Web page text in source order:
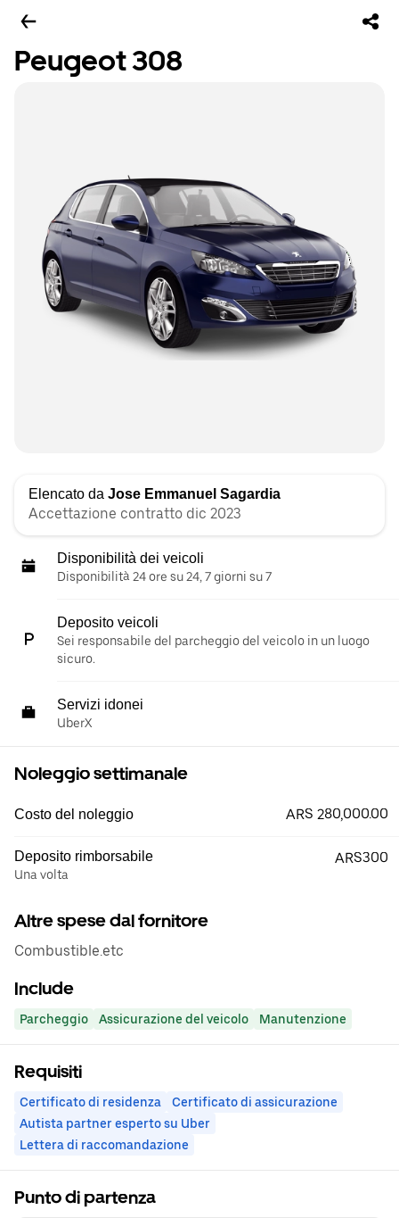
Peugeot 308
Elencato da Jose Emmanuel Sagardia
Accettazione contratto dic 2023
Disponibilità dei veicoli
Disponibilità 24 ore su 24, 7 giorni su 7
Deposito veicoli
Sei responsabile del parcheggio del veicolo in un luogo
sicuro.
Servizi idonei
UberX
Noleggio settimanale
Costo del noleggio ARS 280,000.00
Deposito rimborsabile
Una volta
ARS300
Altre spese dal fornitore
Combustible.etc
Include
Parcheggio Assicurazione del veicolo Manutenzione
Requisiti
Certificato di residenza
Certificato di assicurazione
Autista partner esperto su Uber
Lettera di raccomandazione
Punto di partenza